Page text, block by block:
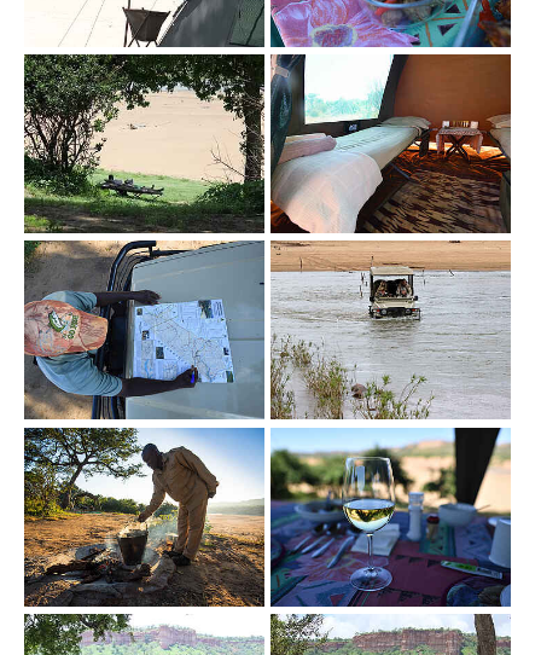
Show larger version Show larger version
Show larger version Show larger version
Show larger version Show larger version
Show larger version Show larger version